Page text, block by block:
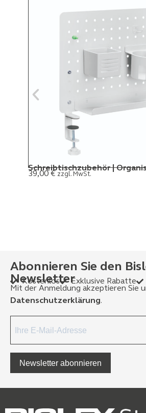
Schreibtischzubehör |
39,00 € zzgl. MwSt.
Abonnieren Sie den
Newsletter
Kostenlos Exklusive Rabatte
Mit der Anmeldung akzeptieren Sie
Datenschutzerklärung.
Newsletter abonnieren